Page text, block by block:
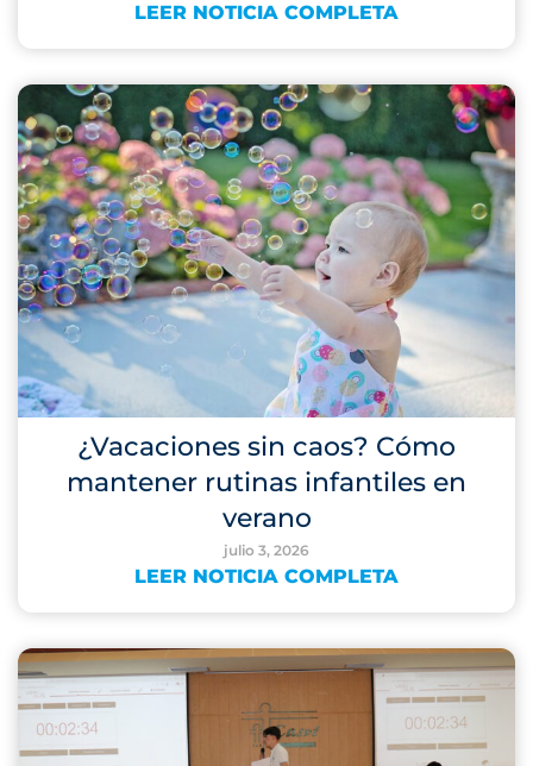
LEER NOTICIA COMPLETA
¿Vacaciones sin caos? Cómo
mantener rutinas infantiles en
verano
julio 3, 2026
LEER NOTICIA COMPLETA